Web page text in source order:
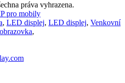
práva vyhrazena.
pro mobily
, LED displej, LED displej, Venkovní
,